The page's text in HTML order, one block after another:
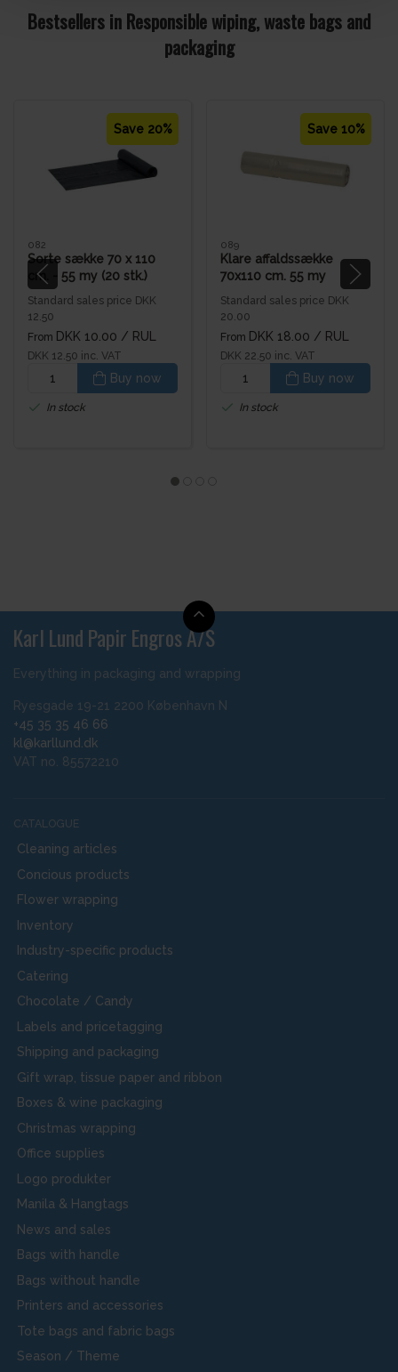
Bestsellers in Responsible wiping, waste bags and
packaging
Save 20%
082
Sorte sække 70 x 110
cm. - 55 my (20 stk.)
Standard sales price DKK
12.50
From DKK 10.00 / RUL
DKK 12.50 inc. VAT
Buy now
In stock
Save 10%
089
Klare affaldssække
70x110 cm. 55 my
Standard sales price DKK
20.00
From DKK 18.00 / RUL
DKK 22.50 inc. VAT
Buy now
In stock
Karl Lund Papir Engros A/S
Everything in packaging and wrapping
Ryesgade 19-21 2200 København N
+45 35 35 46 66
kl@karllund.dk
VAT no. 85572210
CATALOGUE
Cleaning articles
Concious products
Flower wrapping
Inventory
Industry-specific products
Catering
Chocolate / Candy
Labels and pricetagging
Shipping and packaging
Gift wrap, tissue paper and ribbon
Boxes & wine packaging
Christmas wrapping
Office supplies
Logo produkter
Manila & Hangtags
News and sales
Bags with handle
Bags without handle
Printers and accessories
Tote bags and fabric bags
Season / Theme